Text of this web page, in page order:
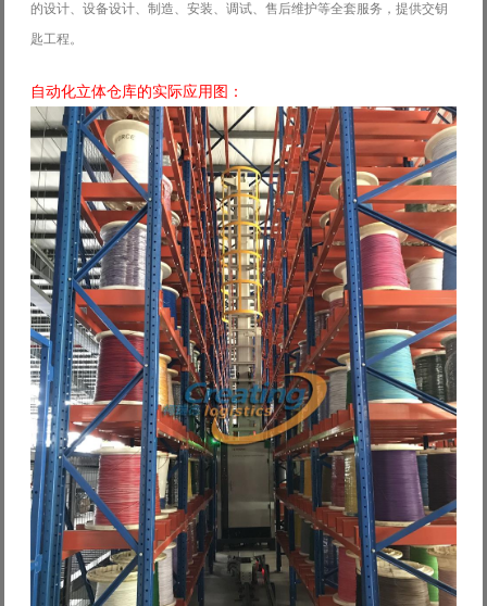
的设计、设备设计、制造、安装、调试、售后维护等全套服务，提供交钥
匙工程。
自动化立体仓库的实际应用图：